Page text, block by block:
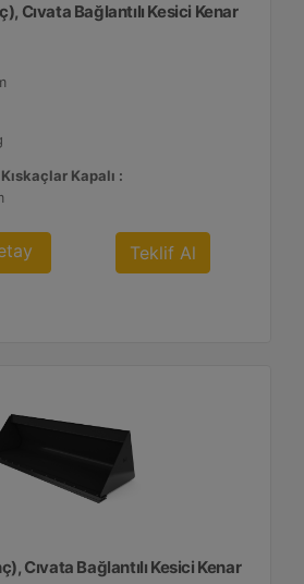
Cıvata Bağlantılı Kesici Kenar
Kapalı :
Teklif Al
Cıvata Bağlantılı Kesici Kenar